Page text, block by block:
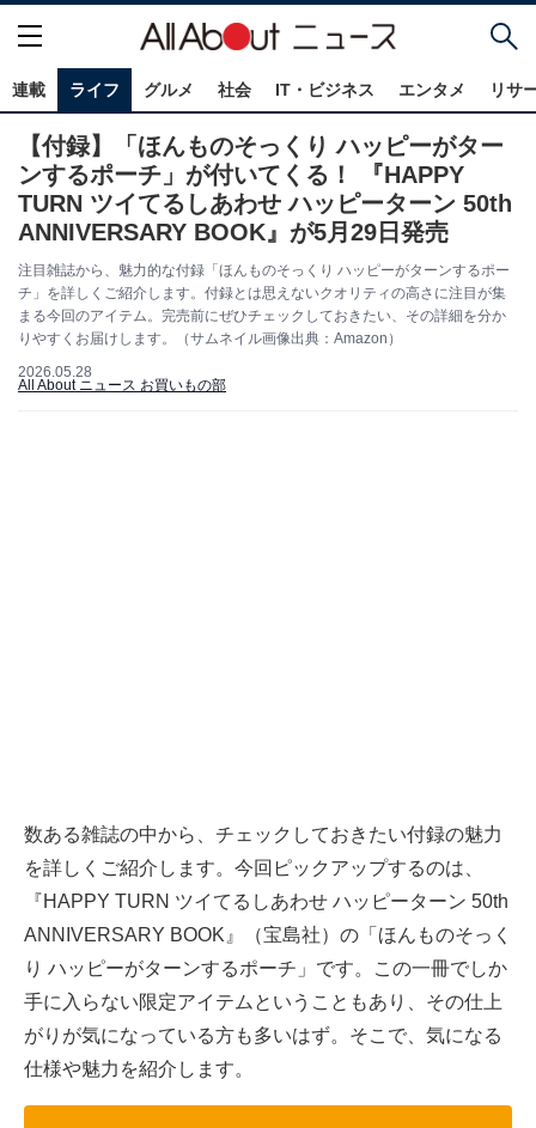
連載 ライフ グルメ 社会 IT・ビジネス エンタメ リサ
【付録】「ほんものそっくり ハッピーがター
ンするポーチ」が付いてくる！ 『HAPPY
TURN ツイてるしあわせ ハッピーターン 50th
ANNIVERSARY BOOK』が5月29日発売
注目雑誌から、魅力的な付録「ほんものそっくり ハッピーがターンするポー
チ」を詳しくご紹介します。付録とは思えないクオリティの高さに注目が集
まる今回のアイテム。完売前にぜひチェックしておきたい、その詳細を分か
りやすくお届けします。（サムネイル画像出典：Amazon）
2026.05.28
All About ニュース お買いもの部
数ある雑誌の中から、チェックしておきたい付録の魅力
を詳しくご紹介します。今回ピックアップするのは、
『HAPPY TURN ツイてるしあわせ ハッピーターン 50th
ANNIVERSARY BOOK』（宝島社）の「ほんものそっく
り ハッピーがターンするポーチ」です。この一冊でしか
手に入らない限定アイテムということもあり、その仕上
がりが気になっている方も多いはず。そこで、気になる
仕様や魅力を紹介します。